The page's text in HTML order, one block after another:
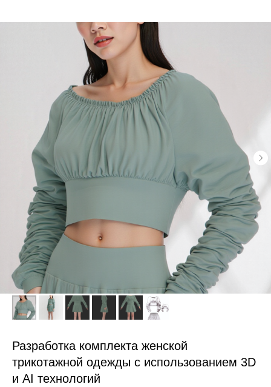
Разработка комплекта женской
трикотажной одежды с использованием 3D
и AI технологий